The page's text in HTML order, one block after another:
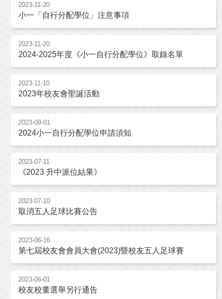
2023-11-20
小一「自行分配學位」注意事項
2023-11-20
2024-2025年度《小一自行分配學位》取錄名單
2023-11-10
2023年校友會聖誕活動
2023-09-01
2024小一自行分配學位申請須知
2023-07-11
《2023 升中派位結果》
2023-07-10
取消五人足球比賽公告
2023-06-16
第七屆校友會會員大會(2023)暨校友五人足球賽
2023-06-01
校友校董選舉另行通告